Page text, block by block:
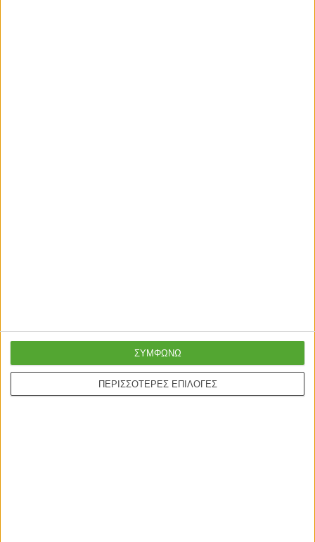
ΠΕΡΙΣΣΟΤΕΡΕΣ ΕΠΙΛΟΓΕΣ
ΣΥΜΦΩΝΩ